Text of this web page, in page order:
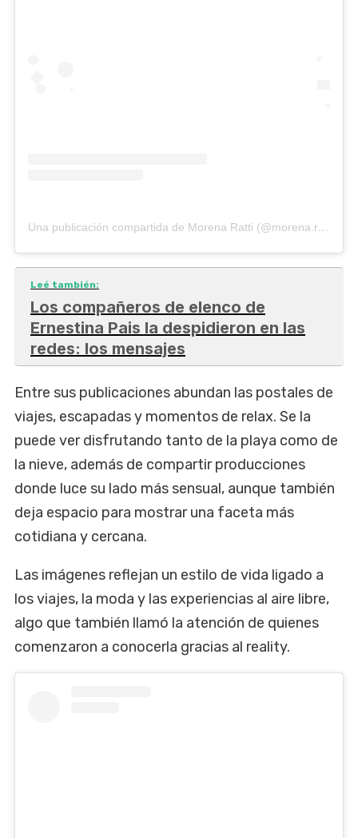
Una publicación compartida de Morena Ratti (@morena.ratti)
Leé también:
Los compañeros de elenco de
Ernestina Pais la despidieron en las
redes: los mensajes
Entre sus publicaciones abundan las postales de
viajes, escapadas y momentos de relax. Se la
puede ver disfrutando tanto de la playa como de
la nieve, además de compartir producciones
donde luce su lado más sensual, aunque también
deja espacio para mostrar una faceta más
cotidiana y cercana.
Las imágenes reflejan un estilo de vida ligado a
los viajes, la moda y las experiencias al aire libre,
algo que también llamó la atención de quienes
comenzaron a conocerla gracias al reality.